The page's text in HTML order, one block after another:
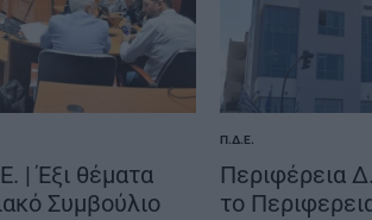
| Έξι θέματα
Συμβούλιο
POSTED
IN
Π.Δ.Ε.
Περιφέρεια
το